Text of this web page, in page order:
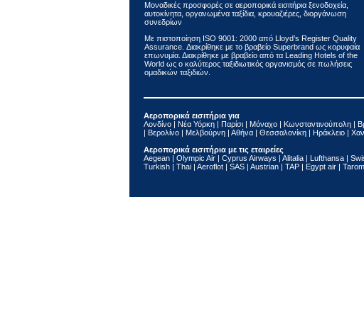
Μοναδικές προσφορές σε αεροπορικά εισιτήρια ξενοδοχεία,
αυτοκίνητα, οργανωμένα ταξίδια, κρουαζιέρες, διοργάνωση
συνεδρίων
Με πιστοποίηση ΙSO 9001: 2000 από Lloyd’s Register Quality
Assurance. Διακρίθηκε με το βραβείο Superbrand ως κορυφαία
επωνυμία. Διακρίθηκε με βραβείο από τα Leading Hotels of the
World ως ο καλύτερος ταξιδιωτικός οργανισμός σε πωλήσεις
ομαδικών ταξιδιών.
Αεροπορικά εισιτήρια για
Λονδίνο | Νέα Υόρκη | Παρίσι | Μόναχο | Κωνσταντινούπολη |
| Βερολίνο | Μελβούρνη | Αθήνα | Θεσσαλονίκη | Ηράκλειο |
Αεροπορικά εισιτήρια με τις εταιρείες
Aegean | Olympic Air | Cyprus Airways | Alitalia | Lufthansa |
Turkish | Thai | Aeroflot | SAS | Austrian | TAP | Egypt air | Tarom